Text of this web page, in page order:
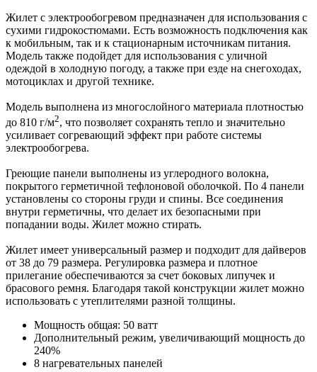
Жилет с электрообогревом предназначен для использования с
сухими гидрокостюмами. Есть возможность подключения как
к мобильным, так и к стационарным источникам питания.
Модель также подойдет для использования с уличной
одеждой в холодную погоду, а также при езде на снегоходах,
мотоциклах и другой технике.
Модель выполнена из многослойного материала плотностью
до 810 г/м2, что позволяет сохранять тепло и значительно
усиливает согревающий эффект при работе системы
электрообогрева.
Греющие панели выполнены из углеродного волокна,
покрытого герметичной тефлоновой оболочкой. По 4 панели
установлены со стороны груди и спины. Все соединения
внутри герметичны, что делает их безопасными при
попадании воды. Жилет можно стирать.
Жилет имеет универсальный размер и подходит для дайверов
от 38 до 79 размера. Регулировка размера и плотное
прилегание обеспечиваются за счет боковых липучек и
брасового ремня. Благодаря такой конструкции жилет можно
использовать с утеплителями разной толщины.
Мощность общая: 50 ватт
Дополнительный режим, увеличивающий мощность до
240%
8 нагревательных панелей